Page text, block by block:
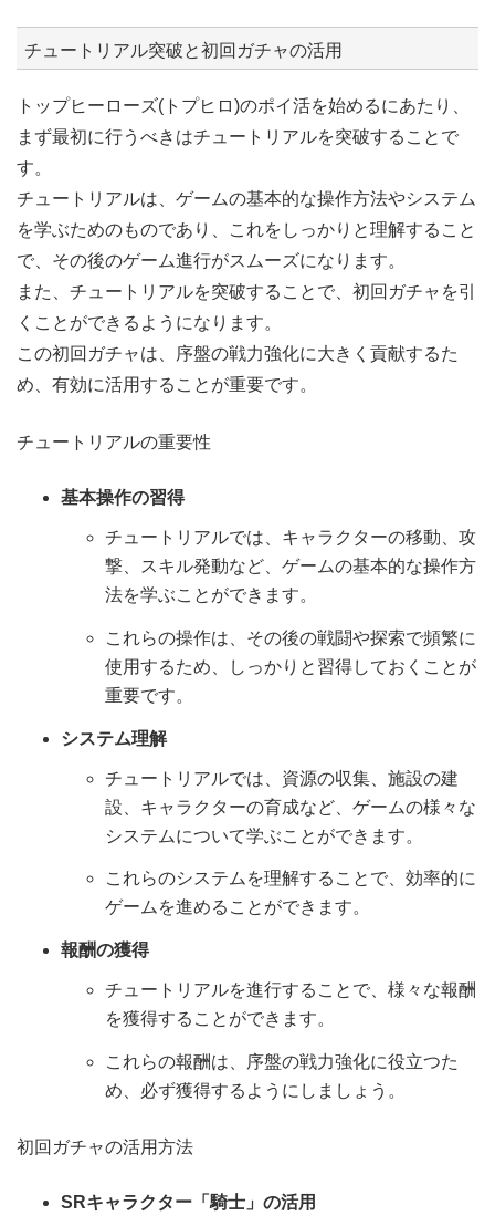
チュートリアル突破と初回ガチャの活用
トップヒーローズ(トプヒロ)のポイ活を始めるにあたり、
まず最初に行うべきはチュートリアルを突破することで
す。
チュートリアルは、ゲームの基本的な操作方法やシステム
を学ぶためのものであり、これをしっかりと理解すること
で、その後のゲーム進行がスムーズになります。
また、チュートリアルを突破することで、初回ガチャを引
くことができるようになります。
この初回ガチャは、序盤の戦力強化に大きく貢献するた
め、有効に活用することが重要です。
チュートリアルの重要性
基本操作の習得
チュートリアルでは、キャラクターの移動、攻
撃、スキル発動など、ゲームの基本的な操作方
法を学ぶことができます。
これらの操作は、その後の戦闘や探索で頻繁に
使用するため、しっかりと習得しておくことが
重要です。
システム理解
チュートリアルでは、資源の収集、施設の建
設、キャラクターの育成など、ゲームの様々な
システムについて学ぶことができます。
これらのシステムを理解することで、効率的に
ゲームを進めることができます。
報酬の獲得
チュートリアルを進行することで、様々な報酬
を獲得することができます。
これらの報酬は、序盤の戦力強化に役立つた
め、必ず獲得するようにしましょう。
初回ガチャの活用方法
SRキャラクター「騎士」の活用